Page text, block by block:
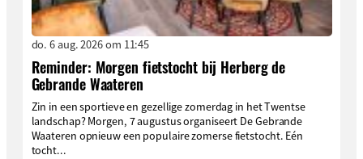
do. 6 aug. 2026 om 11:45
Reminder: Morgen fietstocht bij Herberg de
Gebrande Waateren
Zin in een sportieve en gezellige zomerdag in het Twentse
landschap? Morgen, 7 augustus organiseert De Gebrande
Waateren opnieuw een populaire zomerse fietstocht. Eén
tocht...